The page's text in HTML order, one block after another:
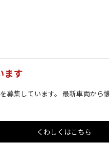
ます
募集しています。 最新車両か
くわしくはこちら